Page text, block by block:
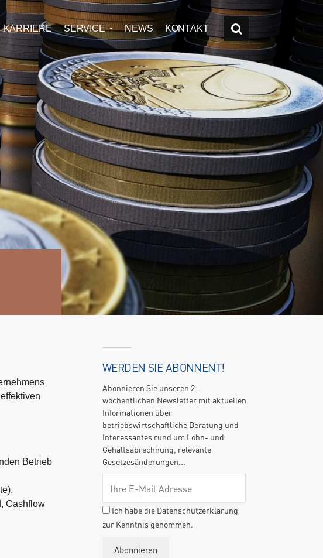
KARRIERE SERVICE NEWS KONTAKT
Betrieb
Cashflow
WERDEN SIE ABONNENT!
Abonnieren Sie unseren 2-
wöchentlichen Newsletter mit aktuellen
Informationen über
betriebswirtschaftliche Beratung und
Interessantes rund um Lohn- und
Gehaltsabrechnung, relevante
Gesetzesänderungen...
Ich habe die Datenschutzerklärung
zur Kenntnis genommen.